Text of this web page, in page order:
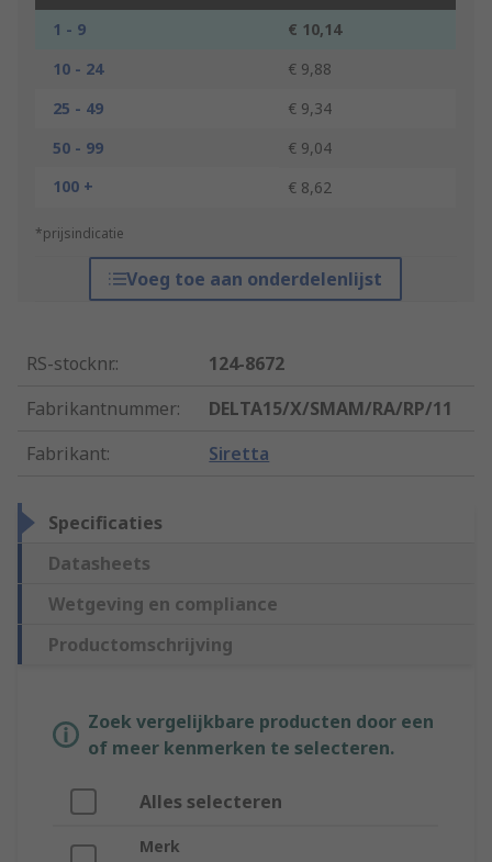
1 - 9
€ 10,14
10 - 24
€ 9,88
25 - 49
€ 9,34
50 - 99
€ 9,04
100 +
€ 8,62
*prijsindicatie
Voeg toe aan onderdelenlijst
RS-stocknr.:
124-8672
Fabrikantnummer:
DELTA15/X/SMAM/RA/RP/11
Fabrikant: Siretta
Specificaties
Datasheets
Wetgeving en compliance
Productomschrijving
Zoek vergelijkbare producten door een
of meer kenmerken te selecteren.
Alles selecteren
Merk